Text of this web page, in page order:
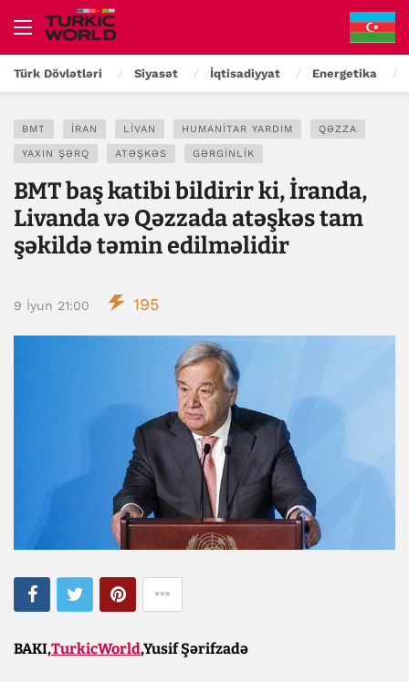
Türk Dövlətləri Siyasət İqtisadiyyat Energetika
BMT İRAN LIVAN HUMANITAR YARDIM QƏZZA
YAXIN ŞƏRQ ATƏŞKƏS GƏRGINLIK
BMT baş katibi bildirir ki, İranda,
Livanda və Qəzzada atəşkəs tam
şəkildə təmin edilməlidir
9 İyun 21:00 195
BAKI,TurkicWorld,Yusif Şərifzadə